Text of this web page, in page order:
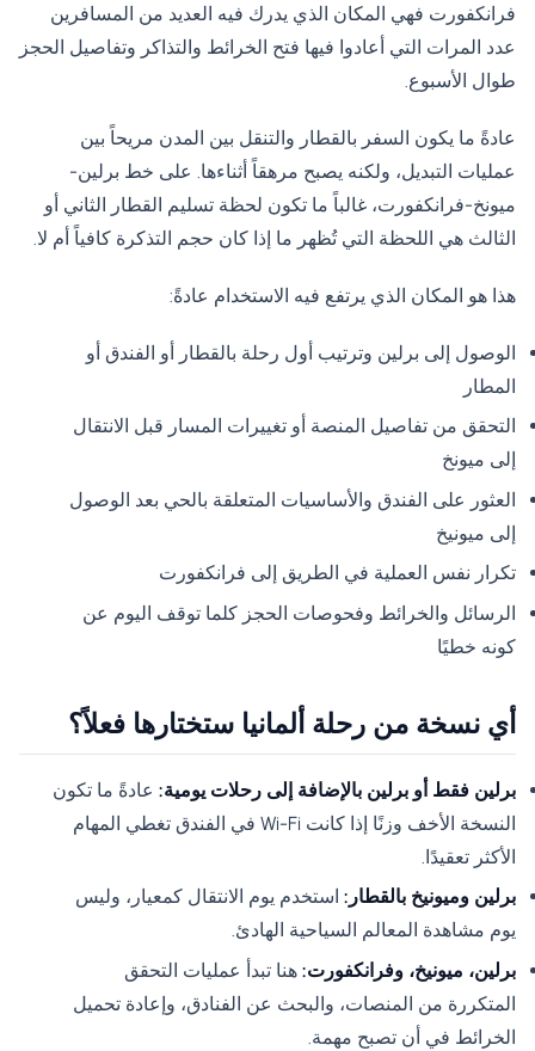
فرانكفورت فهي المكان الذي يدرك فيه العديد من المسافرين
عدد المرات التي أعادوا فيها فتح الخرائط والتذاكر وتفاصيل الحجز
طوال الأسبوع.
عادةً ما يكون السفر بالقطار والتنقل بين المدن مريحاً بين
عمليات التبديل، ولكنه يصبح مرهقاً أثناءها. على خط برلين-
ميونخ-فرانكفورت، غالباً ما تكون لحظة تسليم القطار الثاني أو
الثالث هي اللحظة التي تُظهر ما إذا كان حجم التذكرة كافياً أم لا.
هذا هو المكان الذي يرتفع فيه الاستخدام عادةً:
الوصول إلى برلين وترتيب أول رحلة بالقطار أو الفندق أو
المطار
التحقق من تفاصيل المنصة أو تغييرات المسار قبل الانتقال
إلى ميونخ
العثور على الفندق والأساسيات المتعلقة بالحي بعد الوصول
إلى ميونيخ
تكرار نفس العملية في الطريق إلى فرانكفورت
الرسائل والخرائط وفحوصات الحجز كلما توقف اليوم عن
كونه خطيًا
أي نسخة من رحلة ألمانيا ستختارها فعلاً؟
برلين فقط أو برلين بالإضافة إلى رحلات يومية: عادةً ما تكون
النسخة الأخف وزنًا إذا كانت Wi-Fi في الفندق تغطي المهام
الأكثر تعقيدًا.
برلين وميونيخ بالقطار: استخدم يوم الانتقال كمعيار، وليس
يوم مشاهدة المعالم السياحية الهادئ.
برلين، ميونيخ، وفرانكفورت: هنا تبدأ عمليات التحقق
المتكررة من المنصات، والبحث عن الفنادق، وإعادة تحميل
الخرائط في أن تصبح مهمة.